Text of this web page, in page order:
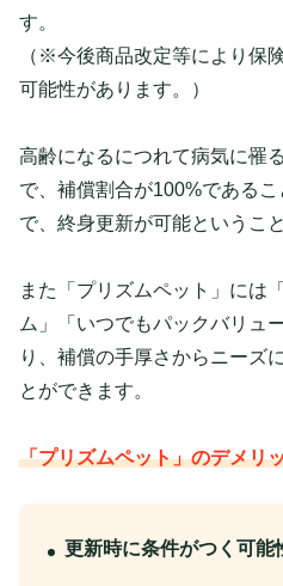
す。
（※今後商品改定等により保
可能性があります。）
高齢になるにつれて病気に罹
で、補償割合が100%である
で、終身更新が可能というこ
また「プリズムペット」には
ム」「いつでもパックバリュ
り、補償の手厚さからニーズ
とができます。
「プリズムペット」のデメリ
更新時に条件がつく可能